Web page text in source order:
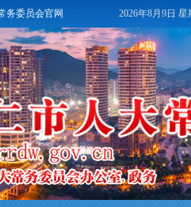
务委员会官网 2026年8月9日 星